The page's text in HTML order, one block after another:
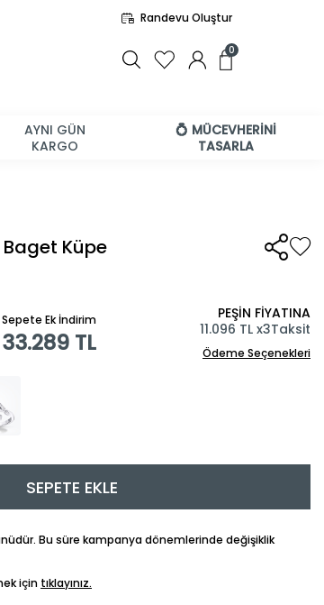
Randevu Oluştur
0
AYNI GÜN
KARGO
💍 MÜCEVHERİNİ
TASARLA
Küpe
Sepete Ek İndirim
33.289 TL
PEŞİN FİYATINA
11.096 TL x3Taksit
Ödeme Seçenekleri
SEPETE EKLE
Bu süre kampanya dönemlerinde değişiklik
için tıklayınız.